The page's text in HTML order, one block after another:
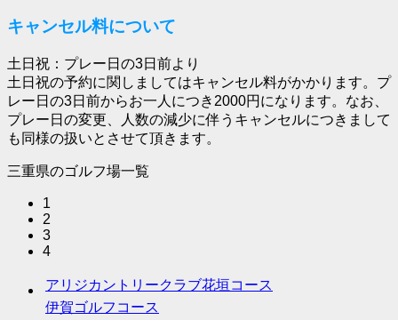
キャンセル料について
土日祝：プレー日の3日前より
土日祝の予約に関しましてはキャンセル料がかかります。プ
レー日の3日前からお一人につき2000円になります。なお、
プレー日の変更、人数の減少に伴うキャンセルにつきまして
も同様の扱いとさせて頂きます。
三重県のゴルフ場一覧
1
2
3
4
アリジカントリークラブ花垣コース
伊賀ゴルフコース